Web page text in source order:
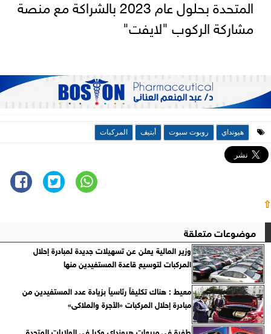
المتحدة بحلول عام 2023 بالشراكة مع منصة
مشاركة الركوب "لايفت"
هيونداي روبوت سبوت أبتيف المركبات
⇧
موضوعات متعلقة
وزير المالية يعلن عن تسهيلات جديدة لمبادرة إحلال
المركبات لتوسيع قاعدة المستفيدين منها
معيط : هناك تكليفاً رئاسياً بزيادة عدد المستفيدين من
مبادرة إحلال المركبات «الأجرة والملاكى»